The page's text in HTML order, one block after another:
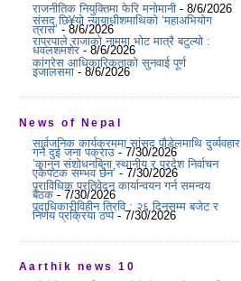
राजनीतिक नियुक्तिमा फेरि मनोमानी - 8/6/2026
संसद् छि¥यो न्यायाधीशमाथिको ‘महाअभियोग
त्रास’ - 8/6/2026
राप्रपाले राजाको नाममा भोट मात्रै बटुल्यो :
धवलशमशेर - 8/6/2026
कांग्रेस आधिकारिकताको सुनवाई पूर्ण
इजालसमा- 8/6/2026
News of Nepal
सार्वजनिक कार्यक्रममा सांसद पौडेलमाथि दुर्व्यवहार
गर्ने दुई जना पक्राउ - 7/30/2026
‘कानुन संशोधनबिना स्थानीय र प्रदेश निर्वाचन
एकैपटक सम्भव छैन’ - 7/30/2026
प्राविधिक प्रतिवेदन कार्यान्वयन गर्न समन्वय
बैठक- 7/30/2026
पदाधिकारीविहीन त्रिवि : २६ दिनसम्म बजेट र
निर्णय प्रक्रिया ठप्प- 7/30/2026
Aarthik news 10